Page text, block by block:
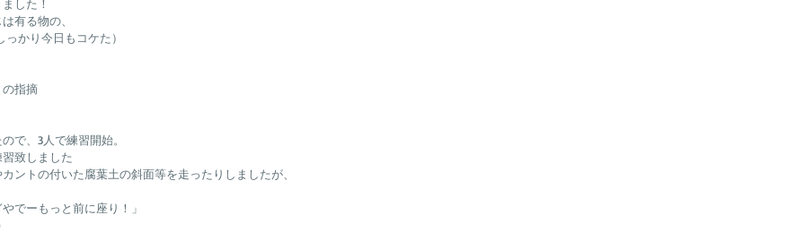
した！
有る物の、
かり今日もコケた）
指摘
で、3人で練習開始。
致しました
ントの付いた腐葉土の斜面等を走ったりしましたが、
でーもっと前に座り！」